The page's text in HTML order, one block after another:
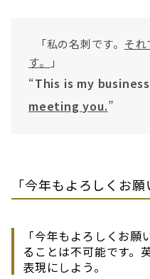
「私の名刺です。 それ
す。
」
“This is my
meeting you.”
「今年もよろしくお願
「今年もよろしくお
ることは不可能です。
表現にしよう。